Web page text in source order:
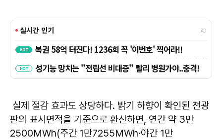
실제 절감 효과도 상당하다. 밝기 하향이 확인된 전광
판의 표시면적을 기준으로 환산하면, 연간 약 3만
2500MWh(주간 1만7255MWh·야간 1만